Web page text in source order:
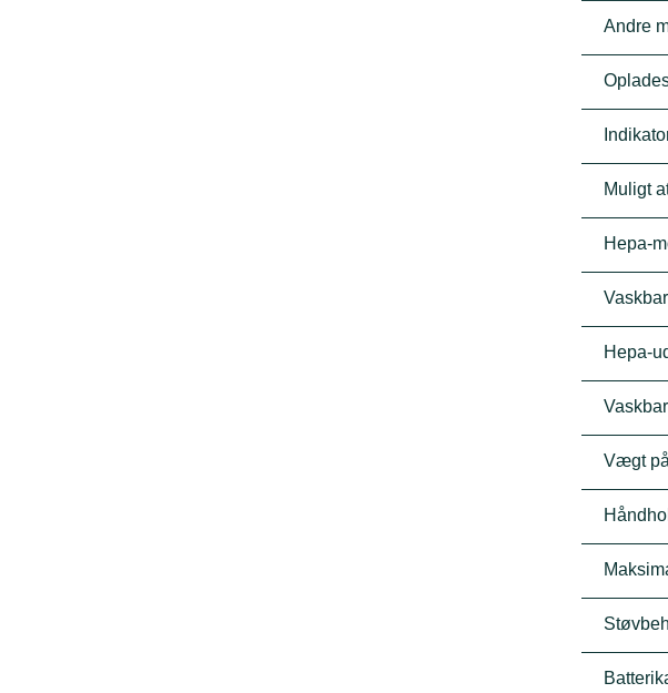
Andre
Muligt
Hepa-
Hepa-
Vægt